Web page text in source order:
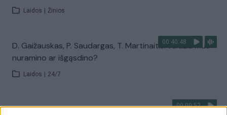
Laidos Žinios
00:40:48
D. Gaižauskas, P. Saudargas, T. Martinaitis: valdžia mus
nuramino ar išgąsdino?
Laidos 24/7
00:00:52
Savaitės pradžia su lietumi ir perkūnija: temperatūra